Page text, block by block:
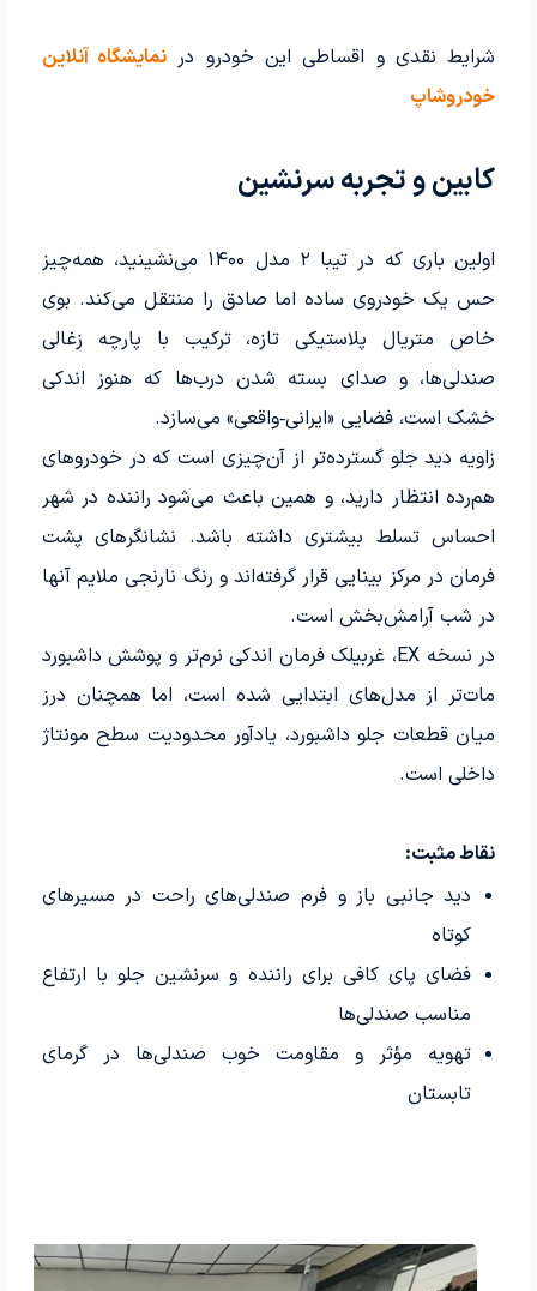
شرایط نقدی و اقساطی این خودرو در نمایشگاه آنلاین
خودروشاپ
کابین و تجربه سرنشین
اولین باری که در تیبا ۲ مدل ۱۴۰۰ می‌نشینید، همه‌چیز
حس یک خودروی ساده اما صادق را منتقل می‌کند. بوی
خاص متریال پلاستیکی تازه، ترکیب با پارچه زغالی
صندلی‌ها، و صدای بسته شدن درب‌ها که هنوز اندکی
خشک است، فضایی «ایرانی‑واقعی» می‌سازد.
زاویه دید جلو گسترده‌تر از آن‌چیزی است که در خودروهای
هم‌رده انتظار دارید، و همین باعث می‌شود راننده در شهر
احساس تسلط بیشتری داشته باشد. نشانگرهای پشت
فرمان در مرکز بینایی قرار گرفته‌اند و رنگ نارنجی ملایم آنها
در شب آرامش‌بخش است.
در نسخه EX، غربیلک فرمان اندکی نرم‌تر و پوشش داشبورد
مات‌تر از مدل‌های ابتدایی شده است، اما همچنان درز
میان قطعات جلو داشبورد، یادآور محدودیت سطح مونتاژ
داخلی است.
نقاط مثبت:
دید جانبی باز و فرم صندلی‌های راحت در مسیرهای
کوتاه
فضای پای کافی برای راننده و سرنشین جلو با ارتفاع
مناسب صندلی‌ها
تهویه مؤثر و مقاومت خوب صندلی‌ها در گرمای
تابستان